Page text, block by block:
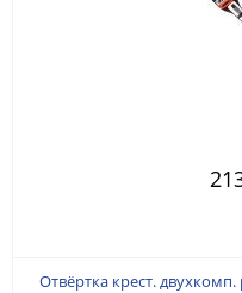
Отвёртка крест.